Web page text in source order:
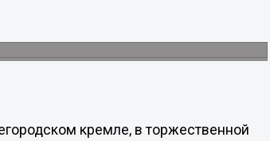
кремле, в торжественной